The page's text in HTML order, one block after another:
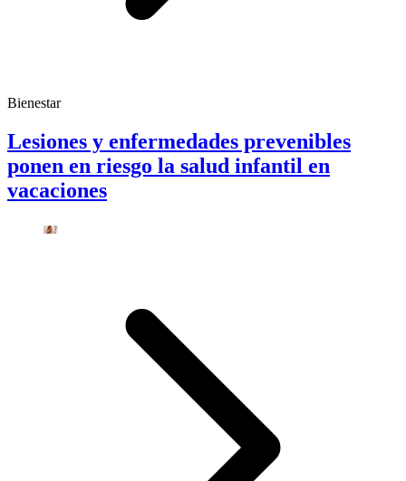
Bienestar
Lesiones y enfermedades prevenibles
ponen en riesgo la salud infantil en
vacaciones